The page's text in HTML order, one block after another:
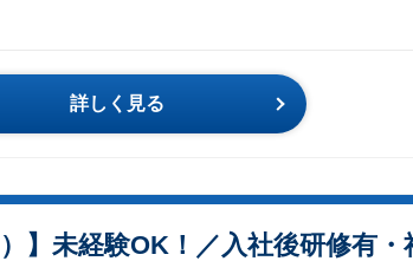
詳しく見る
】未経験OK！／入社後研修有